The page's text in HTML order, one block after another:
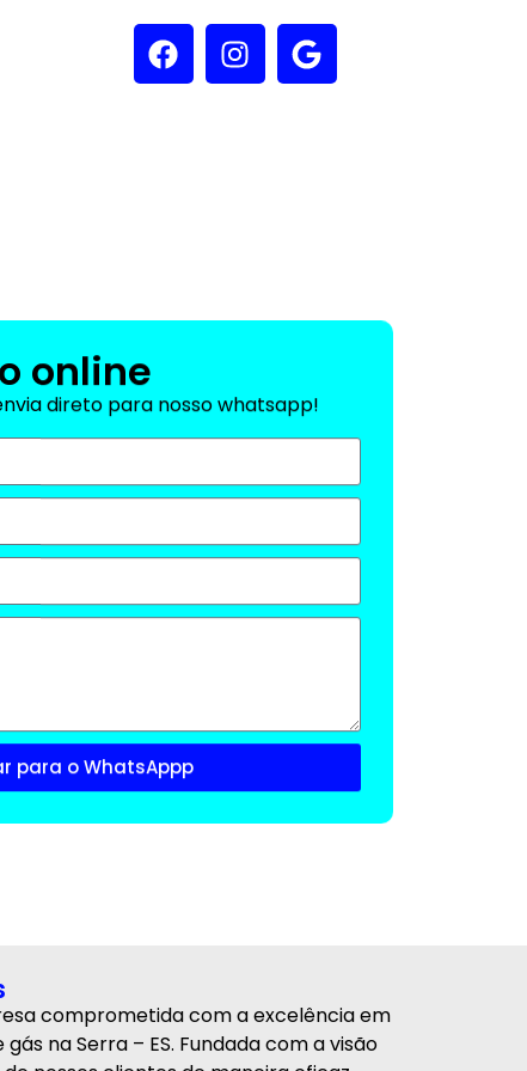
online
direto para nosso whatsapp!
para o WhatsAppp
comprometida com a excelência em
na Serra – ES. Fundada com a visão